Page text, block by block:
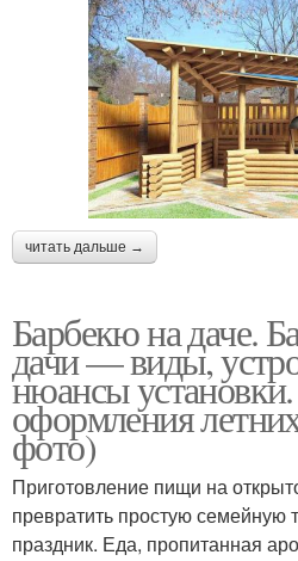
читать дальше →
Барбекю на даче.
дачи — виды,
нюансы
оформления
фото)
Приготовление пищи на
превратить простую семейную
праздник. Еда, пропитанная